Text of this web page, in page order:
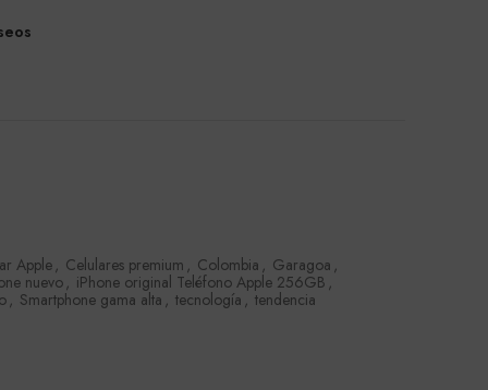
Apple, Celulares premium , Colombia , Garagoa ,
nuevo , iPhone original Teléfono Apple 256GB ,
, Smartphone gama alta , tecnología , tendencia